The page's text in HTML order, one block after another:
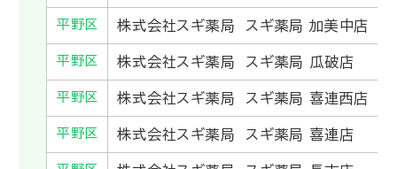
平野区 株式会社スギ薬局 スギ薬局 加美中店
平野区 株式会社スギ薬局 スギ薬局 瓜破店
平野区 株式会社スギ薬局 スギ薬局 喜連西店
平野区 株式会社スギ薬局 スギ薬局 喜連店